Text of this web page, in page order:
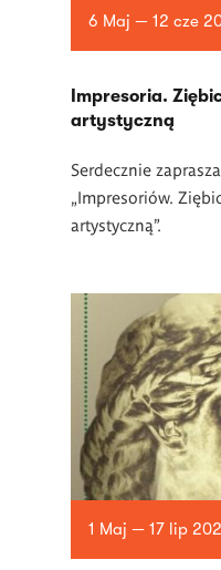
6 Maj — 12 cze
Impresoria.
artystyczną
Serdecznie
„Impresoriów.
artystyczną”.
1 Maj — 17 lip